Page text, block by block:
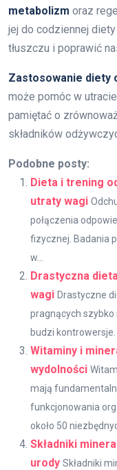
metabolizm oraz
jej do codziennej
tłuszczu i poprawić
Zastosowanie diety
może pomóc w
pamiętać o
składników
Podobne posty:
Dieta i trening
utraty wagi
połączenia
fizycznej. Badania
w...
Drastyczna
wagi Drastyczne
pragnących szybko
budzi kontrowersje.
Witaminy i
wydolności
mają
funkcjonowania
około 50
Składniki
urody Składniki